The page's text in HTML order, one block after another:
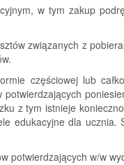
w tym zakup
związanych z
częściowej lub
z tym istnieje
edukacyjne dla ucznia.
potwierdzających w/w